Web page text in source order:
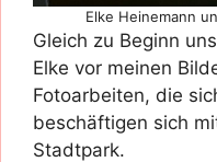
Elke Heinemann
Gleich zu Beginn
Elke vor meinen
Fotoarbeiten, die
beschäftigen sich
Stadtpark.